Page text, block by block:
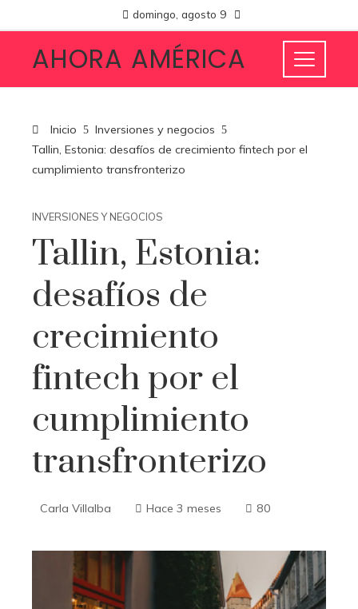
domingo, agosto 9
AHORA AMÉRICA
Inicio
Inversiones y negocios
Tallin, Estonia: desafíos de crecimiento fintech por el
cumplimiento transfronterizo
INVERSIONES Y NEGOCIOS
Tallin, Estonia:
desafíos de
crecimiento
fintech por el
cumplimiento
transfronterizo
Carla Villalba Hace 3 meses 80